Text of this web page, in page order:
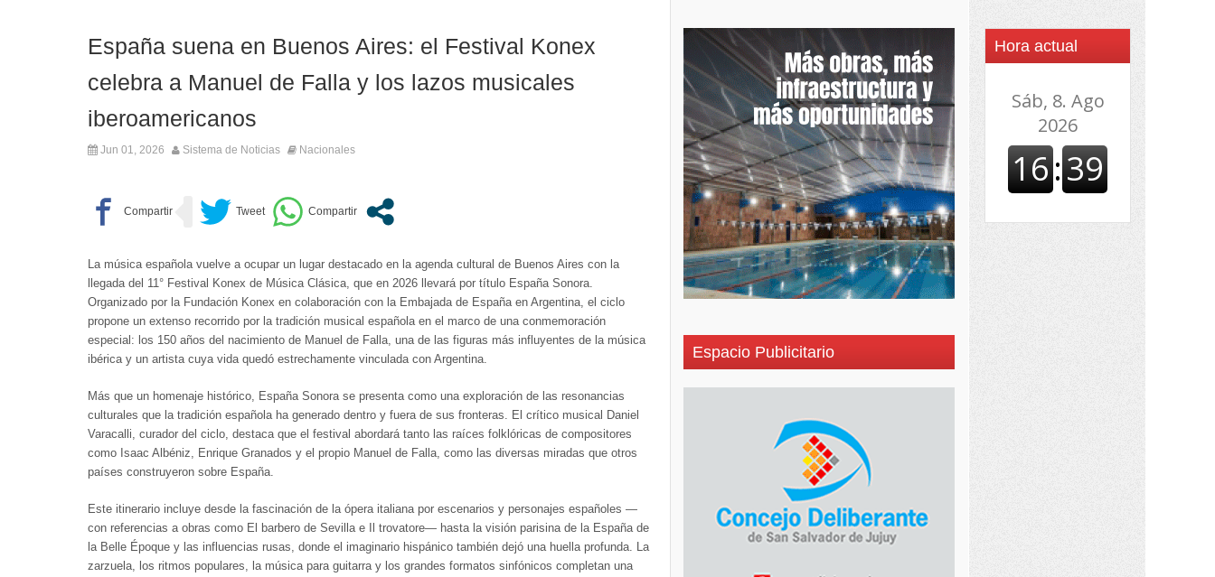
España suena en Buenos Aires: el Festival Konex
celebra a Manuel de Falla y los lazos musicales
iberoamericanos
Jun 01, 2026 Sistema de Noticias Nacionales
La música española vuelve a ocupar un lugar destacado en la agenda cultural de Buenos Aires con la
llegada del 11° Festival Konex de Música Clásica, que en 2026 llevará por título España Sonora.
Organizado por la Fundación Konex en colaboración con la Embajada de España en Argentina, el ciclo
propone un extenso recorrido por la tradición musical española en el marco de una conmemoración
especial: los 150 años del nacimiento de Manuel de Falla, una de las figuras más influyentes de la música
ibérica y un artista cuya vida quedó estrechamente vinculada con Argentina.
Más que un homenaje histórico, España Sonora se presenta como una exploración de las resonancias
culturales que la tradición española ha generado dentro y fuera de sus fronteras. El crítico musical Daniel
Varacalli, curador del ciclo, destaca que el festival abordará tanto las raíces folklóricas de compositores
como Isaac Albéniz, Enrique Granados y el propio Manuel de Falla, como las diversas miradas que otros
países construyeron sobre España.
Este itinerario incluye desde la fascinación de la ópera italiana por escenarios y personajes españoles —
con referencias a obras como El barbero de Sevilla e Il trovatore— hasta la visión parisina de la España de
la Belle Époque y las influencias rusas, donde el imaginario hispánico también dejó una huella profunda. La
zarzuela, los ritmos populares, la música para guitarra y los grandes formatos sinfónicos completan una
Espacio Publicitario
Hora actual